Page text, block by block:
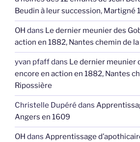
Beudin à leur succession, Martigné
OH dans Le dernier meunier des
action en 1882, Nantes chemin de
yvan pfaffdans Le dernier meunier
encore en action en 1882, Nantes
Ripossière
Christelle Dupéré dans
Angers en 1609
OH dans Apprentissage